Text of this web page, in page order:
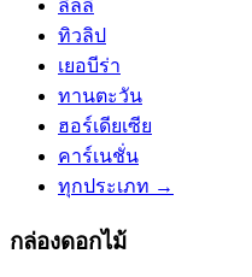
ลิลลี่
ทิวลิป
เยอบีร่า
ทานตะวัน
ฮอร์เดียเซีย
คาร์เนชั่น
ทุกประเภท →
กล่องดอกไม้